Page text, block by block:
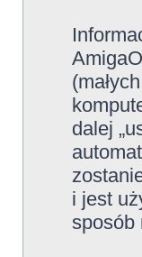
dalej
i jest
sposób